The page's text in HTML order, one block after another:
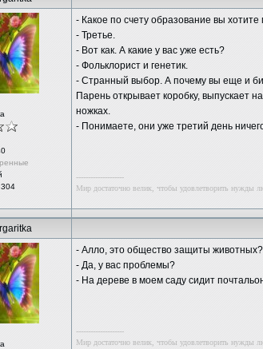
- Какое по счету образование вы хотите
- Третье.
- Вот как. А какие у вас уже есть?
- Фольклорист и генетик.
- Странный выбор. А почему вы еще и
Парень открывает коробку, выпускает
ножках.
- Понимаете, они уже третий день
--------------------
Мир достаточно велик, чтобы удовлетворить нужды
- Алло, это общество защиты животных?
- Да, у вас проблемы?
- На дереве в моем саду сидит
--------------------
Мир достаточно велик, чтобы удовлетворить нужды